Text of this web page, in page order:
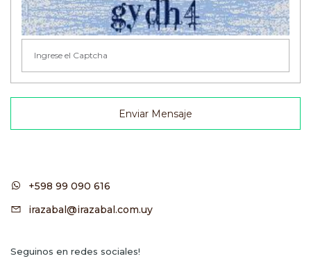
Enviar Mensaje
+598 99 090 616
irazabal@irazabal.com.uy
Seguinos en redes sociales!